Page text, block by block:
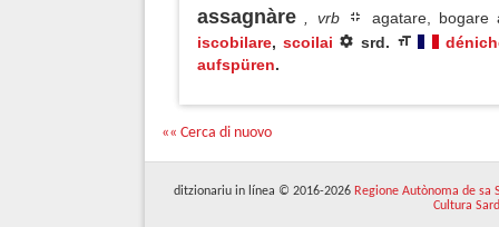
assagnàre , vrb
agatare,
iscobilare, scoilai srd.
aufspüren.
«« Cerca di nuovo
ditzionariu in línea © 2016-2026 Regione Autònoma de sa
Cultura